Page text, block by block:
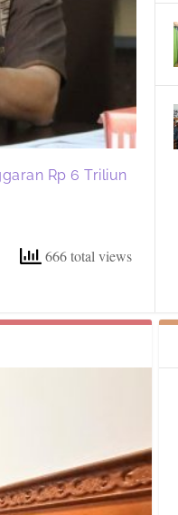
Rp 6 Triliun
666 total views